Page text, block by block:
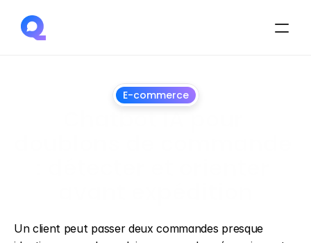
E-commerce
Un client peut passer deux commandes presque